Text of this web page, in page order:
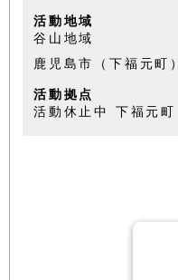
活動地域
谷山地域
鹿児島市（下福元町）
活動拠点
活動休止中 下福元町